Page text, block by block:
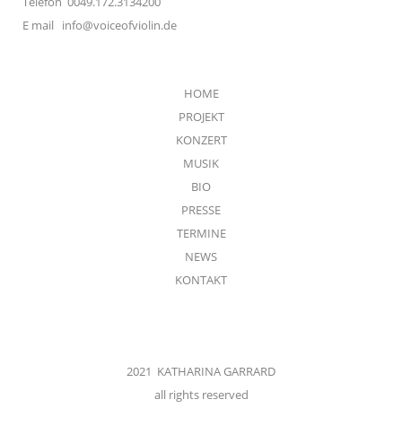
E mail info@voiceofviolin.de
HOME
PROJEKT
KONZERT
MUSIK
BIO
PRESSE
TERMINE
NEWS
KONTAKT
2021 KATHARINA GARRARD
all rights reserved